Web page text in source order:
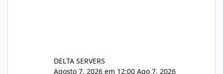
DELTA SERVERS
Agosto 7, 2026 em 12:00 Ago 7, 2026